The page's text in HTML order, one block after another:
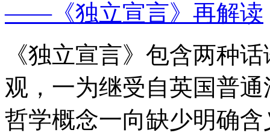
——《独立宣言》再解读
《独立宣言》包含两种
观，一为继受自英国普
哲学概念一向缺少明确